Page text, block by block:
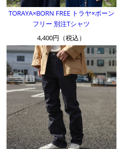
TORAYA×BORN FREE トラヤ×ボーン
フリー 別注Tシャツ
4,400円（税込）